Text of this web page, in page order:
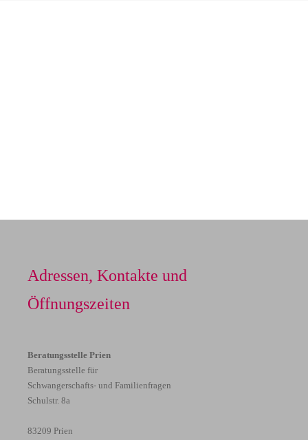
Adressen, Kontakte und
Öffnungszeiten
Beratungsstelle Prien
Beratungsstelle für
Schwangerschafts- und Familienfragen
Schulstr. 8a
83209 Prien